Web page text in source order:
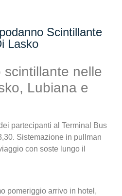
Scintillante
Lasko
scintillante nelle
Lubiana e
partecipanti al Terminal Bus
Sistemazione in pullman
con soste lungo il
pomeriggio arrivo in hotel,